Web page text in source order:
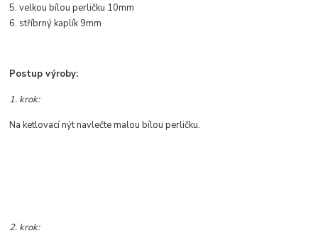
5. velkou bílou perličku 10mm
6. stříbrný kaplík 9mm
Postup výroby:
1. krok:
Na ketlovací nýt navlečte malou bílou perličku.
2. krok: